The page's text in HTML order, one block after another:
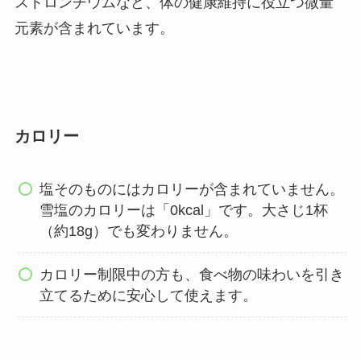
元素が含まれています。
カロリー
塩そのものにはカロリーが含まれていません。
雪塩のカロリーは「0kcal」です。大さじ1杯
（約18g）でも変わりません。
カロリー制限中の方も、食べ物の味わいを引き
立てるために安心して使えます。